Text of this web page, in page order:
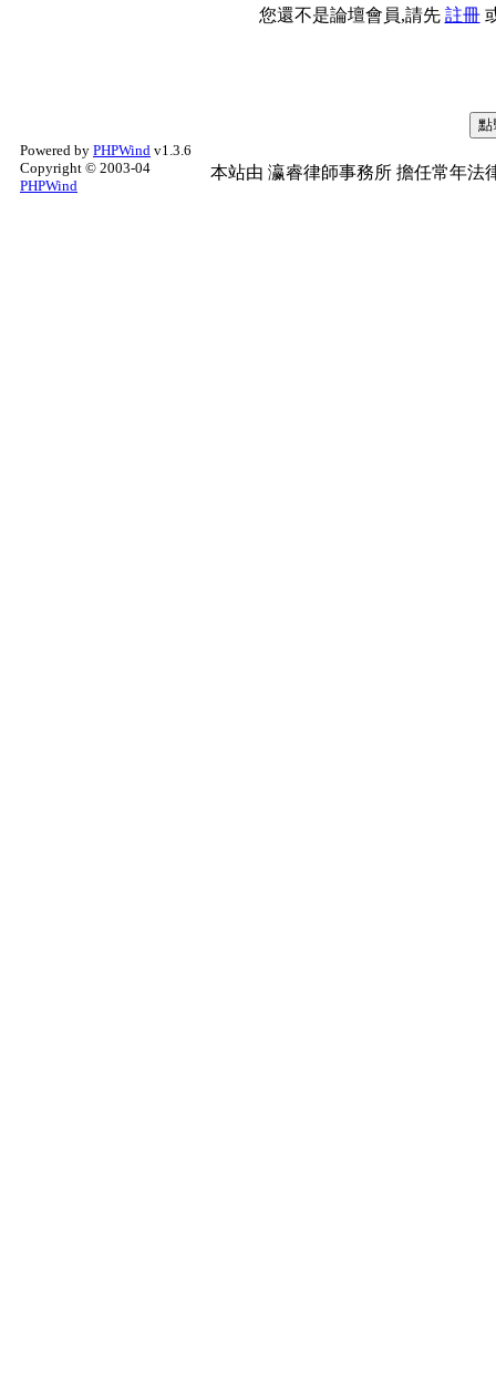
您還不是論壇會員,請先 註冊
Powered by PHPWind v1.3.6
Copyright © 2003-04
PHPWind
本站由 瀛睿律師事務所 擔任常年法